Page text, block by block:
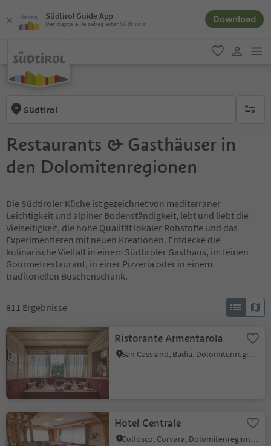
Südtirol Guide App
Der digitale Reisebegleiter Südtirols Download
favorit
Südtirol keine
Restaurants & Gasthäuser in
den Dolomitenregionen
Die Südtiroler Küche ist gezeichnet von mediterraner
Leichtigkeit und alpiner Bodenständigkeit, lebt und liebt die
Vielseitigkeit, die hohe Qualität lokaler Rohstoffe und das
Experimentieren mit neuen Kreationen. Entdecke die
kulinarische Vielfalt in einem Südtiroler Gasthaus, im feinen
Gourmetrestaurant, in einer Pizzeria oder in einem
traditonellen Buschenschank.
811 Ergebnisse
Ristorante Armentarola
San Cassiano, Badia, Dolomitenregion Alta Badia
Hotel Centrale
Colfosco, Corvara, Dolomitenregion Alta Badia